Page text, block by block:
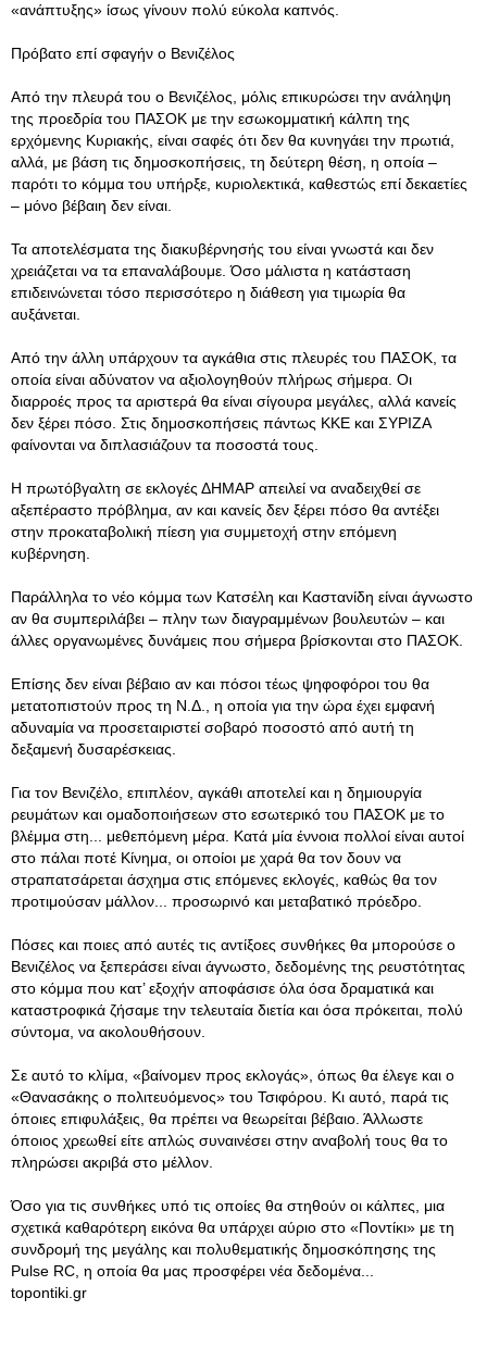
«ανάπτυξης» ίσως γίνουν πολύ εύκολα καπνός.
Πρόβατο επί σφαγήν ο Βενιζέλος
Από την πλευρά του ο Βενιζέλος, μόλις επικυρώσει την ανάληψη
της προεδρία του ΠΑΣΟΚ με την εσωκομματική κάλπη της
ερχόμενης Κυριακής, είναι σαφές ότι δεν θα κυνηγάει την πρωτιά,
αλλά, με βάση τις δημοσκοπήσεις, τη δεύτερη θέση, η οποία –
παρότι το κόμμα του υπήρξε, κυριολεκτικά, καθεστώς επί δεκαετίες
– μόνο βέβαιη δεν είναι.
Τα αποτελέσματα της διακυβέρνησής του είναι γνωστά και δεν
χρειάζεται να τα επαναλάβουμε. Όσο μάλιστα η κατάσταση
επιδεινώνεται τόσο περισσότερο η διάθεση για τιμωρία θα
αυξάνεται.
Από την άλλη υπάρχουν τα αγκάθια στις πλευρές του ΠΑΣΟΚ, τα
οποία είναι αδύνατον να αξιολογηθούν πλήρως σήμερα. Οι
διαρροές προς τα αριστερά θα είναι σίγουρα μεγάλες, αλλά κανείς
δεν ξέρει πόσο. Στις δημοσκοπήσεις πάντως ΚΚΕ και ΣΥΡΙΖΑ
φαίνονται να διπλασιάζουν τα ποσοστά τους.
Η πρωτόβγαλτη σε εκλογές ΔΗΜΑΡ απειλεί να αναδειχθεί σε
αξεπέραστο πρόβλημα, αν και κανείς δεν ξέρει πόσο θα αντέξει
στην προκαταβολική πίεση για συμμετοχή στην επόμενη
κυβέρνηση.
Παράλληλα το νέο κόμμα των Κατσέλη και Καστανίδη είναι άγνωστο
αν θα συμπεριλάβει – πλην των διαγραμμένων βουλευτών – και
άλλες οργανωμένες δυνάμεις που σήμερα βρίσκονται στο ΠΑΣΟΚ.
Επίσης δεν είναι βέβαιο αν και πόσοι τέως ψηφοφόροι του θα
μετατοπιστούν προς τη Ν.Δ., η οποία για την ώρα έχει εμφανή
αδυναμία να προσεταιριστεί σοβαρό ποσοστό από αυτή τη
δεξαμενή δυσαρέσκειας.
Για τον Βενιζέλο, επιπλέον, αγκάθι αποτελεί και η δημιουργία
ρευμάτων και ομαδοποιήσεων στο εσωτερικό του ΠΑΣΟΚ με το
βλέμμα στη... μεθεπόμενη μέρα. Κατά μία έννοια πολλοί είναι αυτοί
στο πάλαι ποτέ Κίνημα, οι οποίοι με χαρά θα τον δουν να
στραπατσάρεται άσχημα στις επόμενες εκλογές, καθώς θα τον
προτιμούσαν μάλλον... προσωρινό και μεταβατικό πρόεδρο.
Πόσες και ποιες από αυτές τις αντίξοες συνθήκες θα μπορούσε ο
Βενιζέλος να ξεπεράσει είναι άγνωστο, δεδομένης της ρευστότητας
στο κόμμα που κατ’ εξοχήν αποφάσισε όλα όσα δραματικά και
καταστροφικά ζήσαμε την τελευταία διετία και όσα πρόκειται, πολύ
σύντομα, να ακολουθήσουν.
Σε αυτό το κλίμα, «βαίνομεν προς εκλογάς», όπως θα έλεγε και ο
«Θανασάκης ο πολιτευόμενος» του Τσιφόρου. Κι αυτό, παρά τις
όποιες επιφυλάξεις, θα πρέπει να θεωρείται βέβαιο. Άλλωστε
όποιος χρεωθεί είτε απλώς συναινέσει στην αναβολή τους θα το
πληρώσει ακριβά στο μέλλον.
Όσο για τις συνθήκες υπό τις οποίες θα στηθούν οι κάλπες, μια
σχετικά καθαρότερη εικόνα θα υπάρχει αύριο στο «Ποντίκι» με τη
συνδρομή της μεγάλης και πολυθεματικής δημοσκόπησης της
Pulse RC, η οποία θα μας προσφέρει νέα δεδομένα...
topontiki.gr